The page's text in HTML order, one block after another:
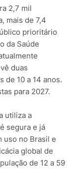
2,7 mil
mais de 7,4
prioritário
da Saúde
duas
de 10 a 14 anos.
para 2027.
utiliza a
segura e já
uso no Brasil e
global de
de 12 a 59